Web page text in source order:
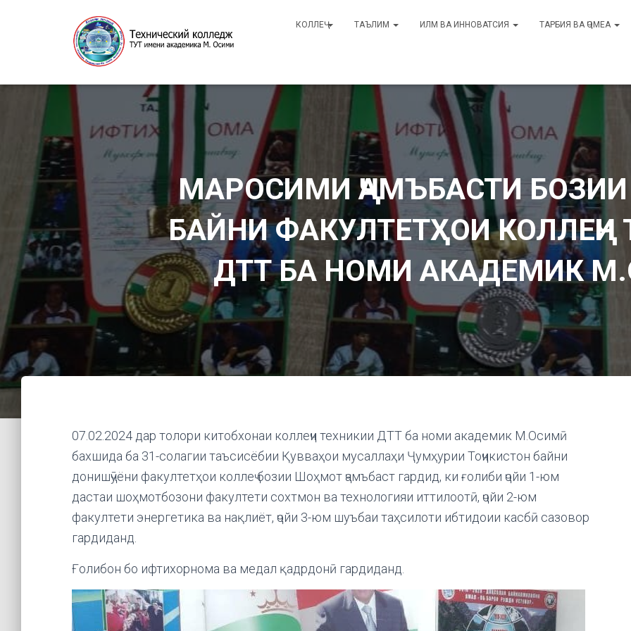
КОЛЛЕҶ ТАЪЛИМ ИЛМ ВА ИННОВАТСИЯ ТАРБИЯ ВА ҶОМЕА
МАРОСИМИ ҶАМЪБАСТИ
БАЙНИ ФАКУЛТЕТҲОИ КОЛЛЕҶИ
ДТТ БА НОМИ АКАДЕМИК
07.02.2024 дар толори китобхонаи коллеҷи техникии ДТТ ба номи академик М.Осимӣ
бахшида ба 31-солагии таъсисёбии Қувваҳои мусаллаҳи Ҷумҳурии Тоҷикистон байни
донишҷӯёни факултетҳои коллеҷ бозии Шоҳмот ҷамъбаст гардид, ки ғолиби ҷойи 1-юм
дастаи шоҳмотбозони факултети сохтмон ва технологияи иттилоотӣ, ҷойи 2-юм
факултети энергетика ва нақлиёт, ҷойи 3-юм шуъбаи таҳсилоти ибтидоии касбӣ сазовор
гардиданд.
Ғолибон бо ифтихорнома ва медал қадрдонӣ гардиданд.